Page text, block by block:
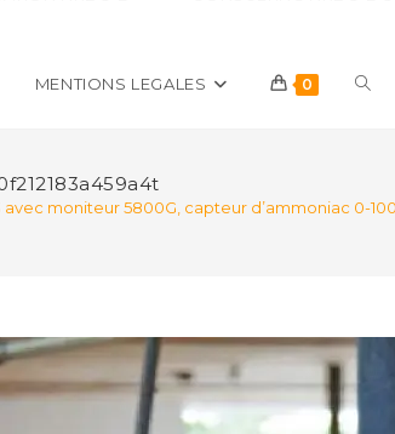
MENTIONS LEGALES 0
moniteur 5800G, capteur d’ammoniac 0-